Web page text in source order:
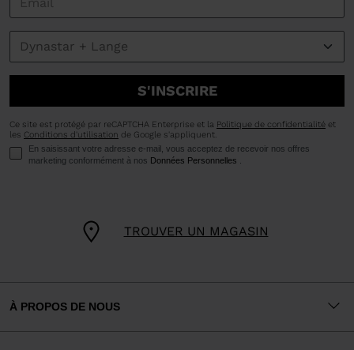
TROUVER UN MAGASIN
S'INSCRIRE
Ce site est protégé par reCAPTCHA Enterprise et la Politique de confidentialité et
les Conditions d'utilisation de Google s'appliquent.
En saisissant votre adresse e-mail, vous acceptez de recevoir nos offres
marketing conformément à nos Données Personnelles .
À PROPOS DE NOUS